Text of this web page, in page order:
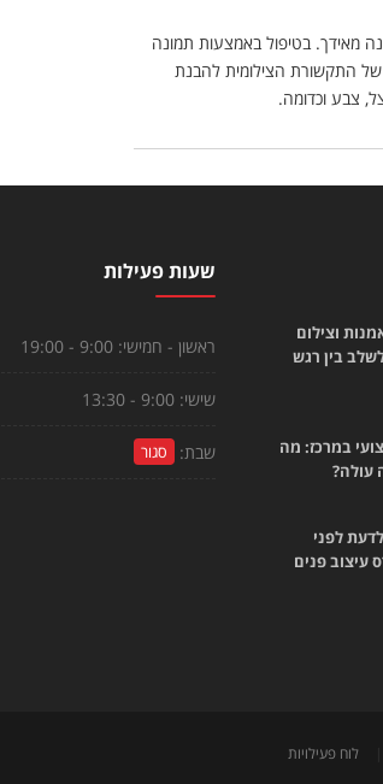
מאידך. בטיפול באמצעות תמונה
התקשורת הצילומית להבנת
צבע וכדומה.
וצילום
בין רגש
במרכז: מה
עולה?
לפני
עיצוב פנים
שעות פעילות
ראשון - חמישי:9:00 - 19:00
שישי:9:00 - 13:30
שבת: סגור
לוח פעילויות